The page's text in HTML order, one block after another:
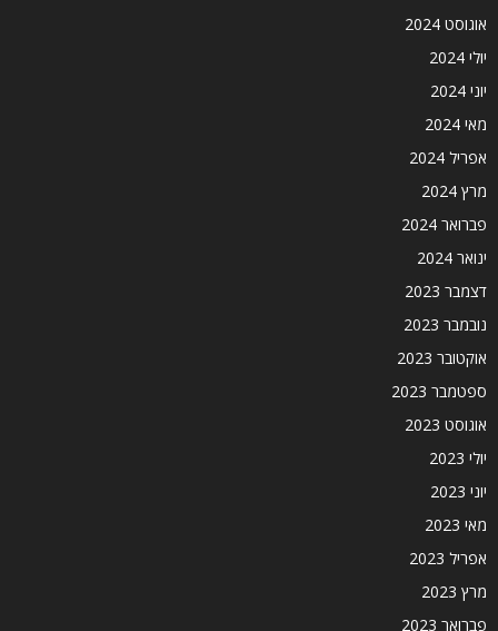
אוגוסט 2024
יולי 2024
יוני 2024
מאי 2024
אפריל 2024
מרץ 2024
פברואר 2024
ינואר 2024
דצמבר 2023
נובמבר 2023
אוקטובר 2023
ספטמבר 2023
אוגוסט 2023
יולי 2023
יוני 2023
מאי 2023
אפריל 2023
מרץ 2023
פברואר 2023